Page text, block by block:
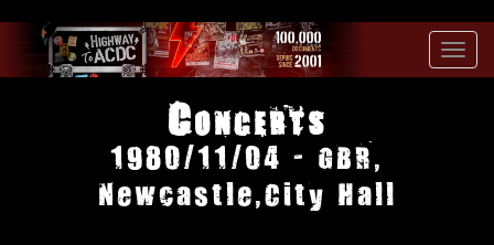
Concerts
1980/11/04 - GBR,
Newcastle,City Hall